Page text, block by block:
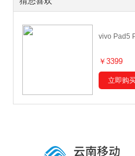
vivo Pad5
￥3399
立即购